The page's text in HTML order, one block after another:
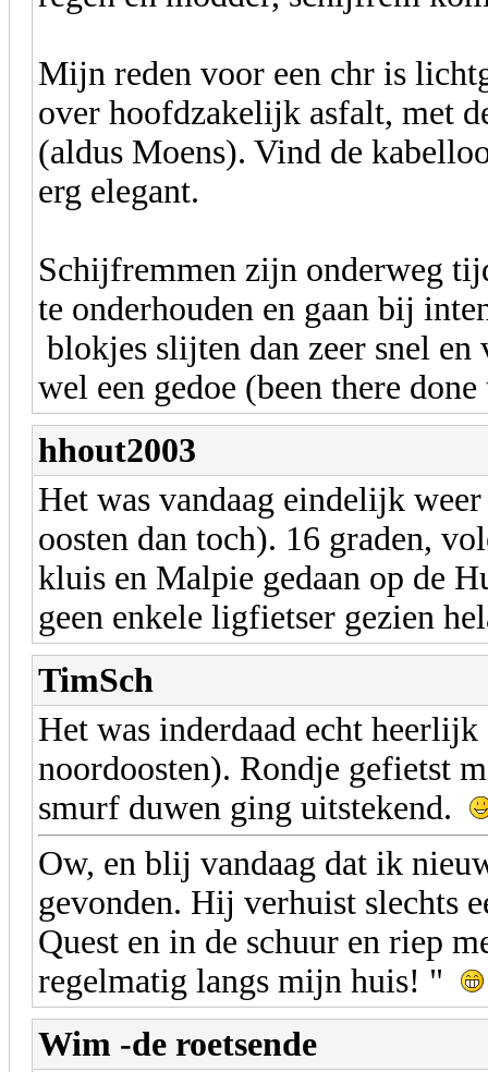
Mijn reden voor een chr is
over hoofdzakelijk asfalt, met
(aldus Moens). Vind de
erg elegant.
Schijfremmen zijn onderweg
te onderhouden en gaan bij
blokjes slijten dan zeer snel en
wel een gedoe (been there
hhout2003
Het was vandaag eindelijk
oosten dan toch). 16 graden,
kluis en Malpie gedaan op de
geen enkele ligfietser gezien
TimSch
Het was inderdaad echt
noordoosten). Rondje gefietst
smurf duwen ging uitstekend.
Ow, en blij vandaag dat ik
gevonden. Hij verhuist slechts
Quest en in de schuur en riep
regelmatig langs mijn huis! "
Wim -de roetsende